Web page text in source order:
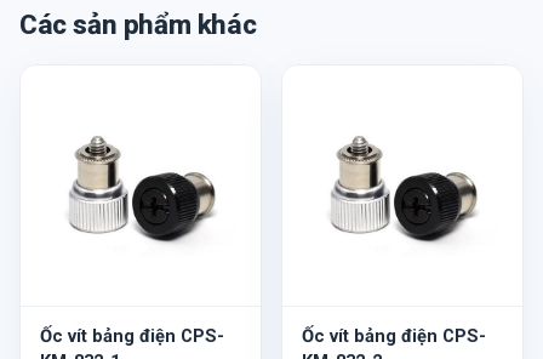
Các sản phẩm khác
Ốc vít bảng điện CPS-
Ốc vít bảng điện CPS-